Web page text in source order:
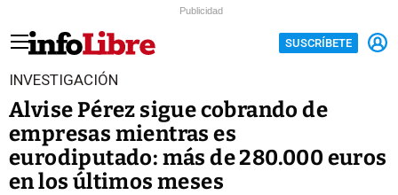
Publicidad
SUSCRÍBETE
INVESTIGACIÓN
Alvise Pérez sigue cobrando de
empresas mientras es
eurodiputado: más de 280.000 euros
en los últimos meses